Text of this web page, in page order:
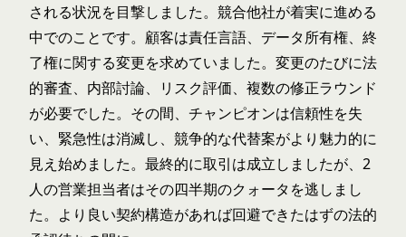
される状況を目撃しました。競合他社が着実に進める
中でのことです。顧客は責任言語、データ所有権、終
了権に関する変更を求めていました。変更のたびに法
的審査、内部討論、リスク評価、複数の修正ラウンド
が必要でした。その間、チャンピオンは信頼性を失
い、緊急性は消滅し、競争的な代替案がより魅力的に
見え始めました。最終的に取引は成立しましたが、2
人の営業担当者はその四半期のクォータを逃しまし
た。より良い契約構造があれば回避できたはずの法的